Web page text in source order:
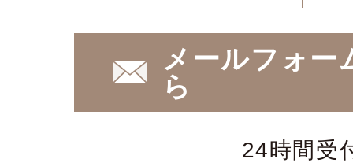
メールフォー
ら
24時間受